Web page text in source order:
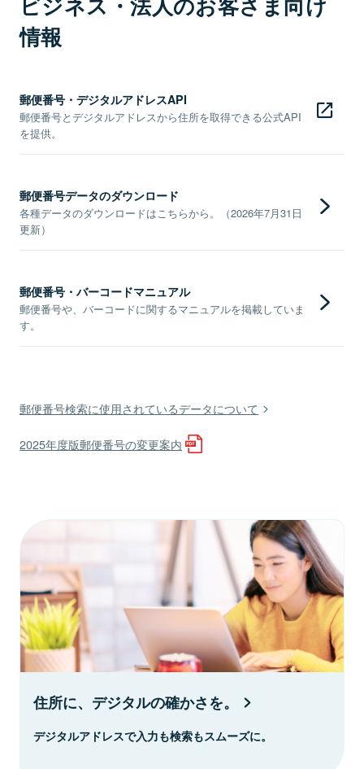
情報
郵便番号・デジタルアドレスAPI
郵便番号とデジタルアドレスから住所を取得できる公式API
を提供。
郵便番号データのダウンロード
各種データのダウンロードはこちらから。（2026年7月31日
更新）
郵便番号・バーコードマニュアル
郵便番号や、バーコードに関するマニュアルを掲載していま
す。
郵便番号検索に使用されているデータについて
2025年度版郵便番号の変更案内
住所に、デジタルの確かさを。
デジタルアドレスで入力も検索もスムーズに。